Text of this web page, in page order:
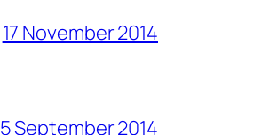
17 November 2014
5 September 2014